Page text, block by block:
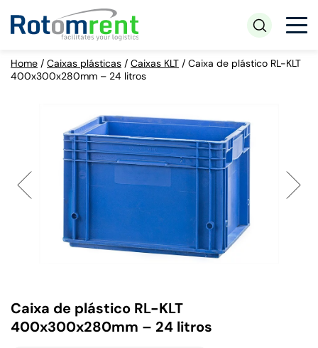
Home / Caixas plásticas / Caixas KLT / Caixa de plástico RL-KLT
400x300x280mm – 24 litros
Caixa de plástico RL-KLT
400x300x280mm – 24 litros